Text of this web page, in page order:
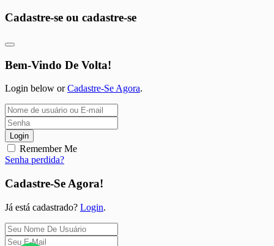
Cadastre-se ou cadastre-se
Bem-Vindo De Volta!
Login below orCadastre-Se Agora.
Login
Remember Me
Senha perdida?
Cadastre-Se Agora!
Já está cadastrado? Login.